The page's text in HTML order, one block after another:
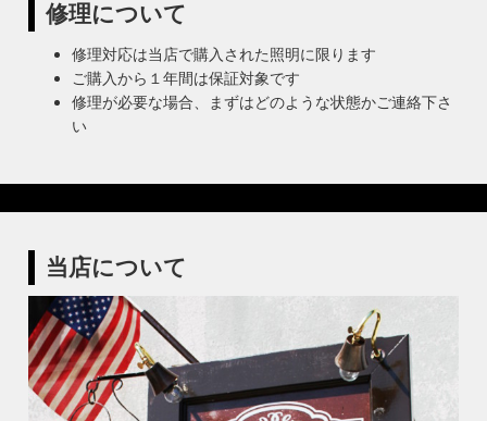
修理について
修理対応は当店で購入された照明に限ります
ご購入から１年間は保証対象です
修理が必要な場合、まずはどのような状態かご連絡下さ
い
当店について